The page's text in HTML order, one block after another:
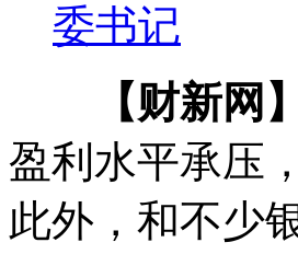
委书记
【财新网】
盈利水平承压
此外，和不少